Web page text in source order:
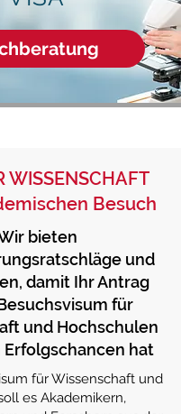
WISSENSCHAFT
Besuch
bieten
und
damit Ihr Antrag
für
und Hochschulen
hat
für Wissenschaft und
es Akademikern,